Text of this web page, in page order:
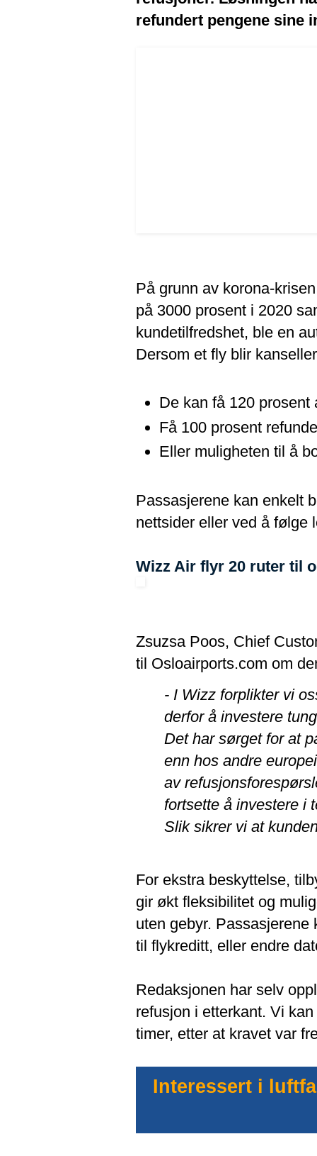
refundert pengene sine
På grunn av korona-
på 3000 prosent i 2020
kundetilfredshet, ble en
Dersom et fly blir
De kan få 120
Få 100 prosent
Eller muligheten til å
Passasjerene kan enkelt
nettsider eller ved å følge
Wizz Air flyr 20 ruter til
Zsuzsa Poos, Chief
til Osloairports.com om
- I Wizz forplikter vi
derfor å investere
Det har sørget for at
enn hos andre
av
fortsette å investere i
Slik sikrer vi at
For ekstra beskyttelse,
gir økt fleksibilitet og
uten gebyr.
til flykreditt, eller endre
Redaksjonen har selv
refusjon i etterkant. Vi
timer, etter at kravet var
Interessert i